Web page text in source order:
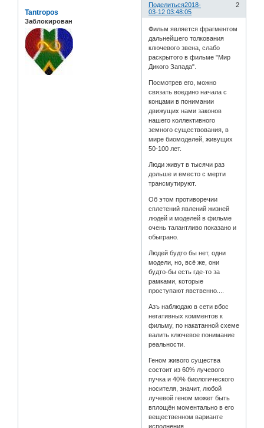
Поделиться 2
2018-
03-12 03:48:05
Tantropos
Заблокирован
Фильм является фрагментом
дальнейшего толкования
ключевого звена, слабо
раскрытого в фильме "Мир
Дикого Запада".
Посмотрев его, можно
связать воедино начала с
концами в понимании
движущих нами законов
нашего коллективного
земного существования, в
мире биомоделей, живущих
50-100 лет.
Люди живут в тысячи раз
дольше и вместо с мерти
трансмутируют.
Об этом противоречии
сплетений явлений жизней
людей и моделей в фильме
очень талантливо показано и
обыграно.
Людей будто бы нет, одни
модели, но, всё же, они
будто-бы есть где-то за
рамками, которые
проступают явственно....
Азъ наблюдаю в сети вбос
негативных комментов к
фильму, по накатанной схеме
валить ключевое понимание
реальности.
Геном живого существа
состоит из 60% лучевого
пучка и 40% биологического
носителя, значит, любой
лучевой геном может быть
вплощён моментально в его
вещественном варианте
исполнения.